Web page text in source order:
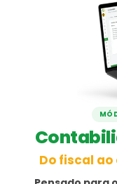
Do fiscal